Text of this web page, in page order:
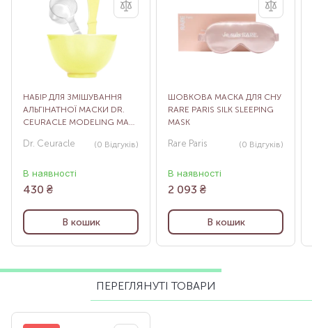
НАБІР ДЛЯ ЗМІШУВАННЯ
АЛЬГІНАТНОЇ МАСКИ DR.
CEURACLE MODELING MASK
Dr. Ceuracle (0 Відгуків)
В наявності
430 ₴
В кошик
ШОВКОВА МАСКА ДЛЯ СНУ
RARE PARIS SILK SLEEPING
MASK
Rare Paris (0 Відгуків)
В наявності
2 093 ₴
В кошик
ПЕРЕГЛЯНУТІ ТОВАРИ